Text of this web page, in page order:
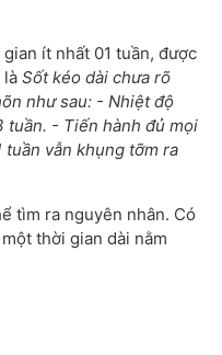
ít nhất 01 tuần, được
là Sốt kéo dài chưa rõ
như sau: - Nhiệt độ
tuần. - Tiến hành đủ mọi
vẫn khụng tỡm ra
tìm ra nguyên nhân. Có
thời gian dài nằm